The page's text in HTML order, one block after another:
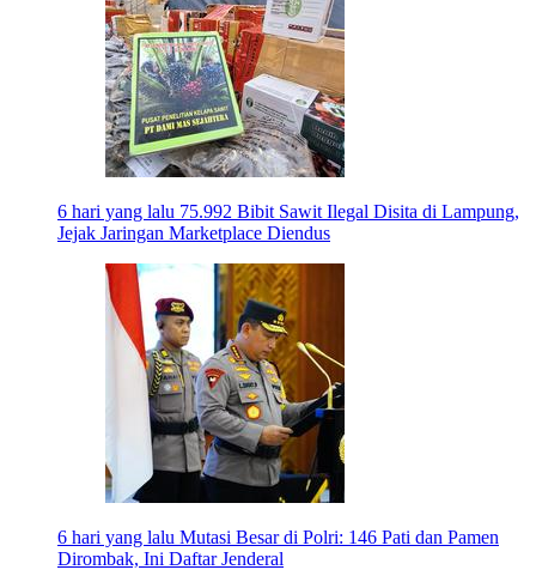
6 hari yang lalu 75.992 Bibit Sawit Ilegal Disita di Lampung,
Jejak Jaringan Marketplace Diendus
6 hari yang lalu Mutasi Besar di Polri: 146 Pati dan Pamen
Dirombak, Ini Daftar Jenderal